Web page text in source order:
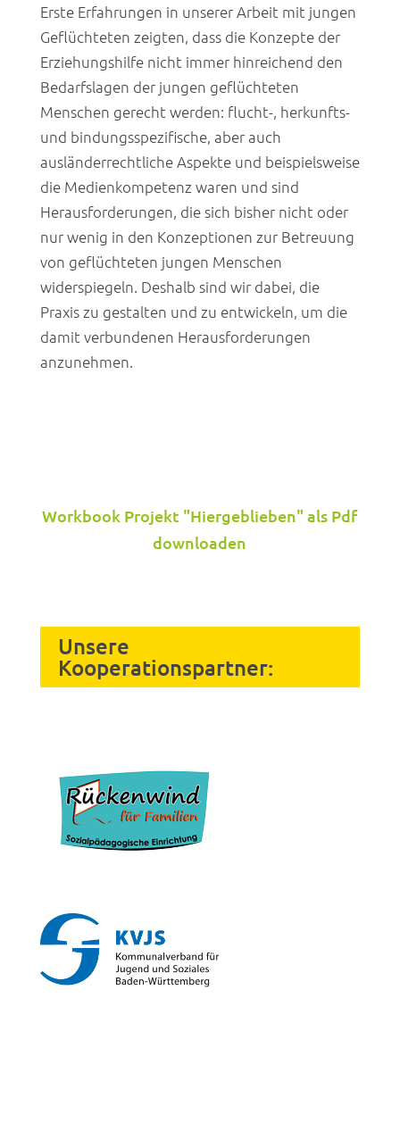
Erste Erfahrungen in unserer Arbeit mit jungen
Geflüchteten zeigten, dass die Konzepte der
Erziehungshilfe nicht immer hinreichend den
Bedarfslagen der jungen geflüchteten
Menschen gerecht werden: flucht-, herkunfts-
und bindungsspezifische, aber auch
ausländerrechtliche Aspekte und beispielsweise
die Medienkompetenz waren und sind
Herausforderungen, die sich bisher nicht oder
nur wenig in den Konzeptionen zur Betreuung
von geflüchteten jungen Menschen
widerspiegeln. Deshalb sind wir dabei, die
Praxis zu gestalten und zu entwickeln, um die
damit verbundenen Herausforderungen
anzunehmen.
Workbook Projekt "Hiergeblieben" als Pdf
downloaden
Unsere
Kooperationspartner: